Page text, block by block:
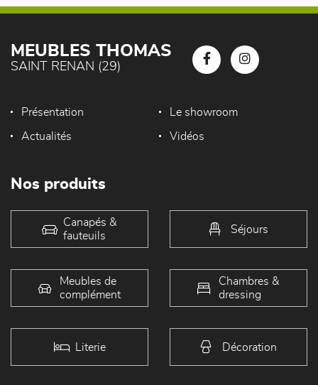
MEUBLES THOMAS
SAINT RENAN (29)
Présentation Le showroom
Actualités Vidéos
Nos produits
Canapés &
fauteuils
Séjours
Meubles de
complément
Chambres &
dressing
Literie Décoration